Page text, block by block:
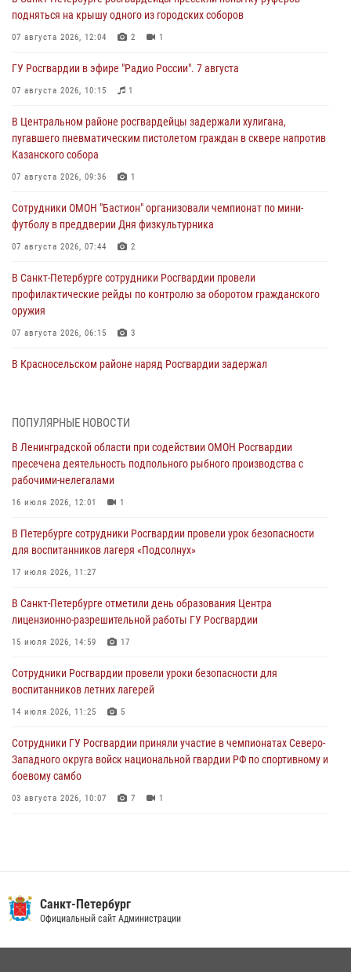
подняться на крышу одного из городских соборов
07 августа 2026, 12:04 2 1
ГУ Росгвардии в эфире "Радио России". 7 августа
07 августа 2026, 10:15 1
В Центральном районе росгвардейцы задержали хулигана,
пугавшего пневматическим пистолетом граждан в сквере напротив
Казанского собора
07 августа 2026, 09:36 1
Сотрудники ОМОН "Бастион" организовали чемпионат по мини-
футболу в преддверии Дня физкультурника
07 августа 2026, 07:44 2
В Санкт-Петербурге сотрудники Росгвардии провели
профилактические рейды по контролю за оборотом гражданского
оружия
07 августа 2026, 06:15 3
В Красносельском районе наряд Росгвардии задержал
06 августа 2026, 13:39 1
В Центральном районе росгвардейцы оперативно задержали
хулигана, стрелявшего из пускового устройства рядом с жилыми
домами
06 августа 2026, 11:36
Сотрудники и военнослужащие Росгвардии обеспечили
правопорядок при проведении матча "Зенит" - "Балтика"
06 августа 2026, 07:30
В Выборгском районе наряд Росгвардии обнаружил
разыскиваемый преступный автотранспорт
05 августа 2026, 12:25 2
Петербургские росгвардейцы обнаружили объявленный в розыск
автомобиль, ранее использовавшийся при совершении кражи в
Ленобласти
ПОПУЛЯРНЫЕ НОВОСТИ
В Ленинградской области при содействии ОМОН Росгвардии
пресечена деятельность подпольного рыбного производства с
рабочими-нелегалами
16 июля 2026, 12:01 1
В Петербурге сотрудники Росгвардии провели урок безопасности
для воспитанников лагеря «Подсолнух»
17 июля 2026, 11:27
В Санкт-Петербурге отметили день образования Центра
лицензионно-разрешительной работы ГУ Росгвардии
15 июля 2026, 14:59 17
Сотрудники Росгвардии провели уроки безопасности для
воспитанников летних лагерей
14 июля 2026, 11:25 5
Сотрудники ГУ Росгвардии приняли участие в чемпионатах Северо-
Западного округа войск национальной гвардии РФ по спортивному и
боевому самбо
03 августа 2026, 10:07 7 1
В Красногвардейском районе росгвардейцы задержали хулигана,
угрожавшего мужчине пневматическим пистолетом
Санкт-Петербург
Официальный сайт Администрации